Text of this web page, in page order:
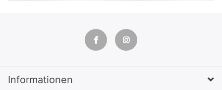
Informationen